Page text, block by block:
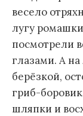
весело
лугу
посмотрели
глазами. А
берёзкой,
гриб-
шляпки и